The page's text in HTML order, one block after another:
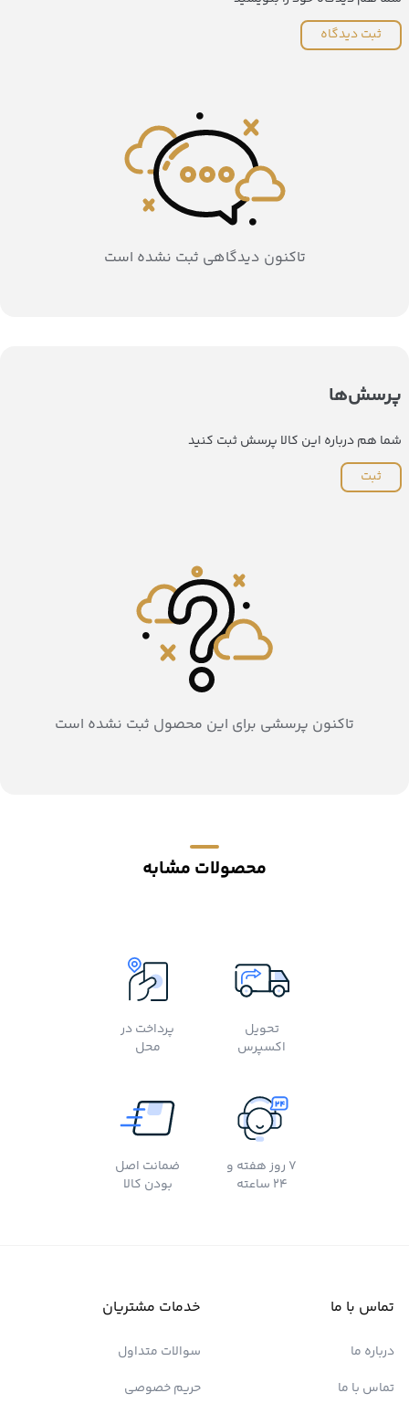
ثبت دیدگاه
تاکنون دیدگاهی ثبت نشده است
پرسش‌ها
شما هم درباره این کالا پرسش ثبت کنید
ثبت
تاکنون پرسشی برای این محصول ثبت نشده است
محصولات مشابه
تحویل
اکسپرس
پرداخت در
محل
7 روز هفته و
24 ساعته
ضمانت اصل
بودن کالا
تماس با ما
درباره ما
تماس با ما
خدمات مشتریان
سوالات متداول
حریم خصوصی